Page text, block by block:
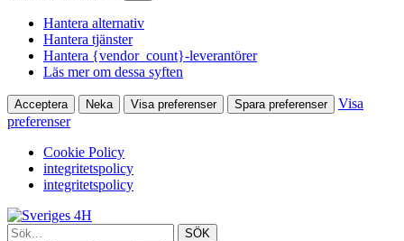
Hantera alternativ
Hantera tjänster
Hantera {vendor_count}-leverantörer
Läs mer om dessa syften
Acceptera Neka Visa preferenser Spara preferenser
Visa
preferenser
Cookie Policy
integritetspolicy
integritetspolicy